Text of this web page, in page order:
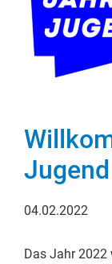
Jugend
04.02.2022
Das Jahr 2022